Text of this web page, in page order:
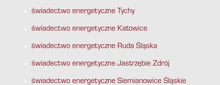
świadectwo energetyczne Tychy
świadectwo energetyczne Katowice
świadectwo energetyczne Ruda Śląska
świadectwo energetyczne Jastrzębie Zdrój
świadectwo energetyczne Siemianowice Śląskie